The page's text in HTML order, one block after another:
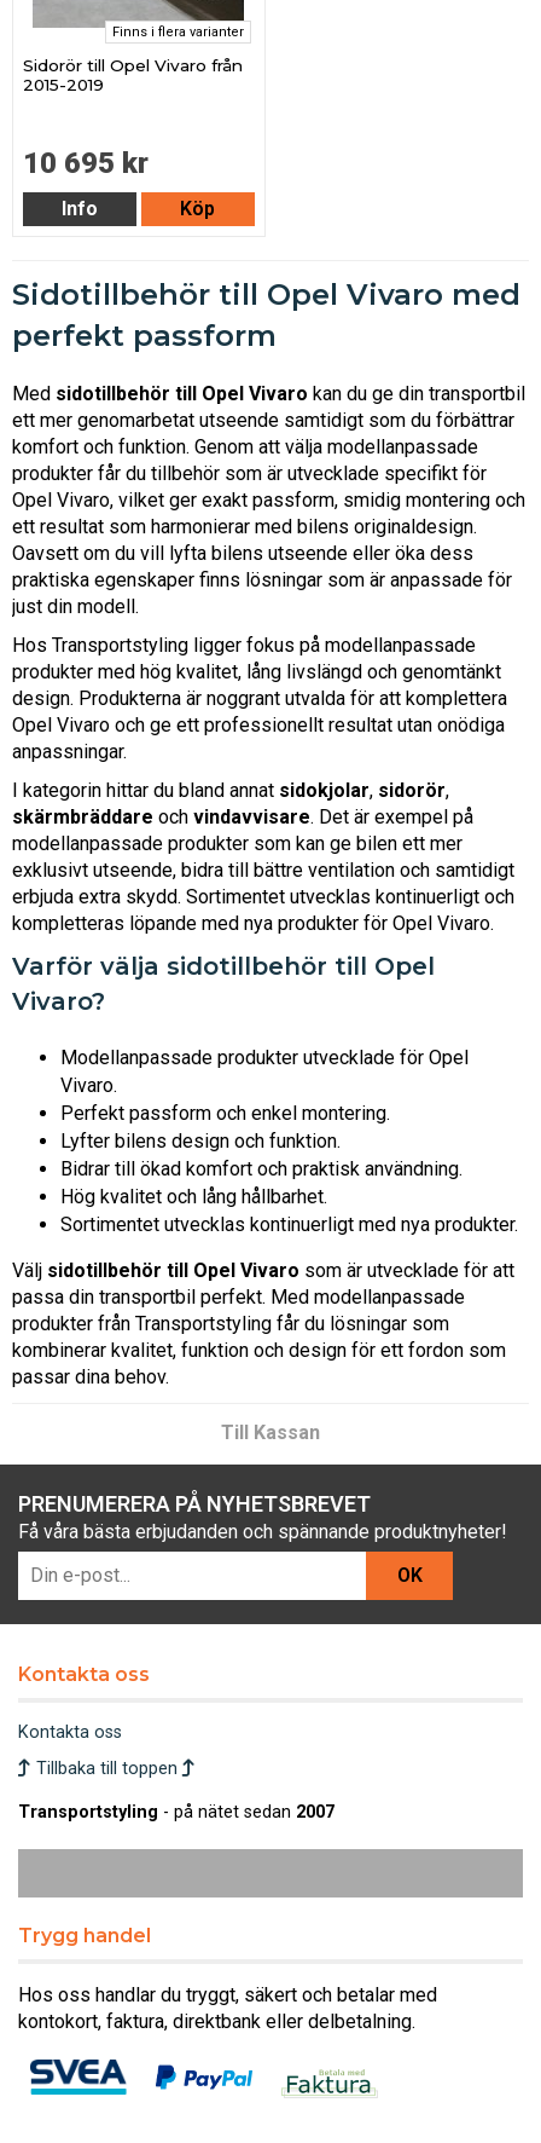
Finns i flera varianter
Sidorör till Opel Vivaro från
2015-2019
10 695 kr
Info Köp
Sidotillbehör till Opel Vivaro med
perfekt passform
Med sidotillbehör till Opel Vivaro kan du ge din transportbil
ett mer genomarbetat utseende samtidigt som du förbättrar
komfort och funktion. Genom att välja modellanpassade
produkter får du tillbehör som är utvecklade specifikt för
Opel Vivaro, vilket ger exakt passform, smidig montering och
ett resultat som harmonierar med bilens originaldesign.
Oavsett om du vill lyfta bilens utseende eller öka dess
praktiska egenskaper finns lösningar som är anpassade för
just din modell.
Hos Transportstyling ligger fokus på modellanpassade
produkter med hög kvalitet, lång livslängd och genomtänkt
design. Produkterna är noggrant utvalda för att komplettera
Opel Vivaro och ge ett professionellt resultat utan onödiga
anpassningar.
I kategorin hittar du bland annat sidokjolar, sidorör,
skärmbräddare och vindavvisare. Det är exempel på
modellanpassade produkter som kan ge bilen ett mer
exklusivt utseende, bidra till bättre ventilation och samtidigt
erbjuda extra skydd. Sortimentet utvecklas kontinuerligt och
kompletteras löpande med nya produkter för Opel Vivaro.
Varför välja sidotillbehör till Opel
Vivaro?
Modellanpassade produkter utvecklade för Opel
Vivaro.
Perfekt passform och enkel montering.
Lyfter bilens design och funktion.
Bidrar till ökad komfort och praktisk användning.
Hög kvalitet och lång hållbarhet.
Sortimentet utvecklas kontinuerligt med nya produkter.
Välj sidotillbehör till Opel Vivaro som är utvecklade för att
passa din transportbil perfekt. Med modellanpassade
produkter från Transportstyling får du lösningar som
kombinerar kvalitet, funktion och design för ett fordon som
passar dina behov.
Till Kassan
PRENUMERERA PÅ NYHETSBREVET
Få våra bästa erbjudanden och spännande produktnyheter!
OK
Kontakta oss
Kontakta oss
Tillbaka till toppen
Transportstyling - på nätet sedan 2007
Trygg handel
Hos oss handlar du tryggt, säkert och betalar med
kontokort, faktura, direktbank eller delbetalning.